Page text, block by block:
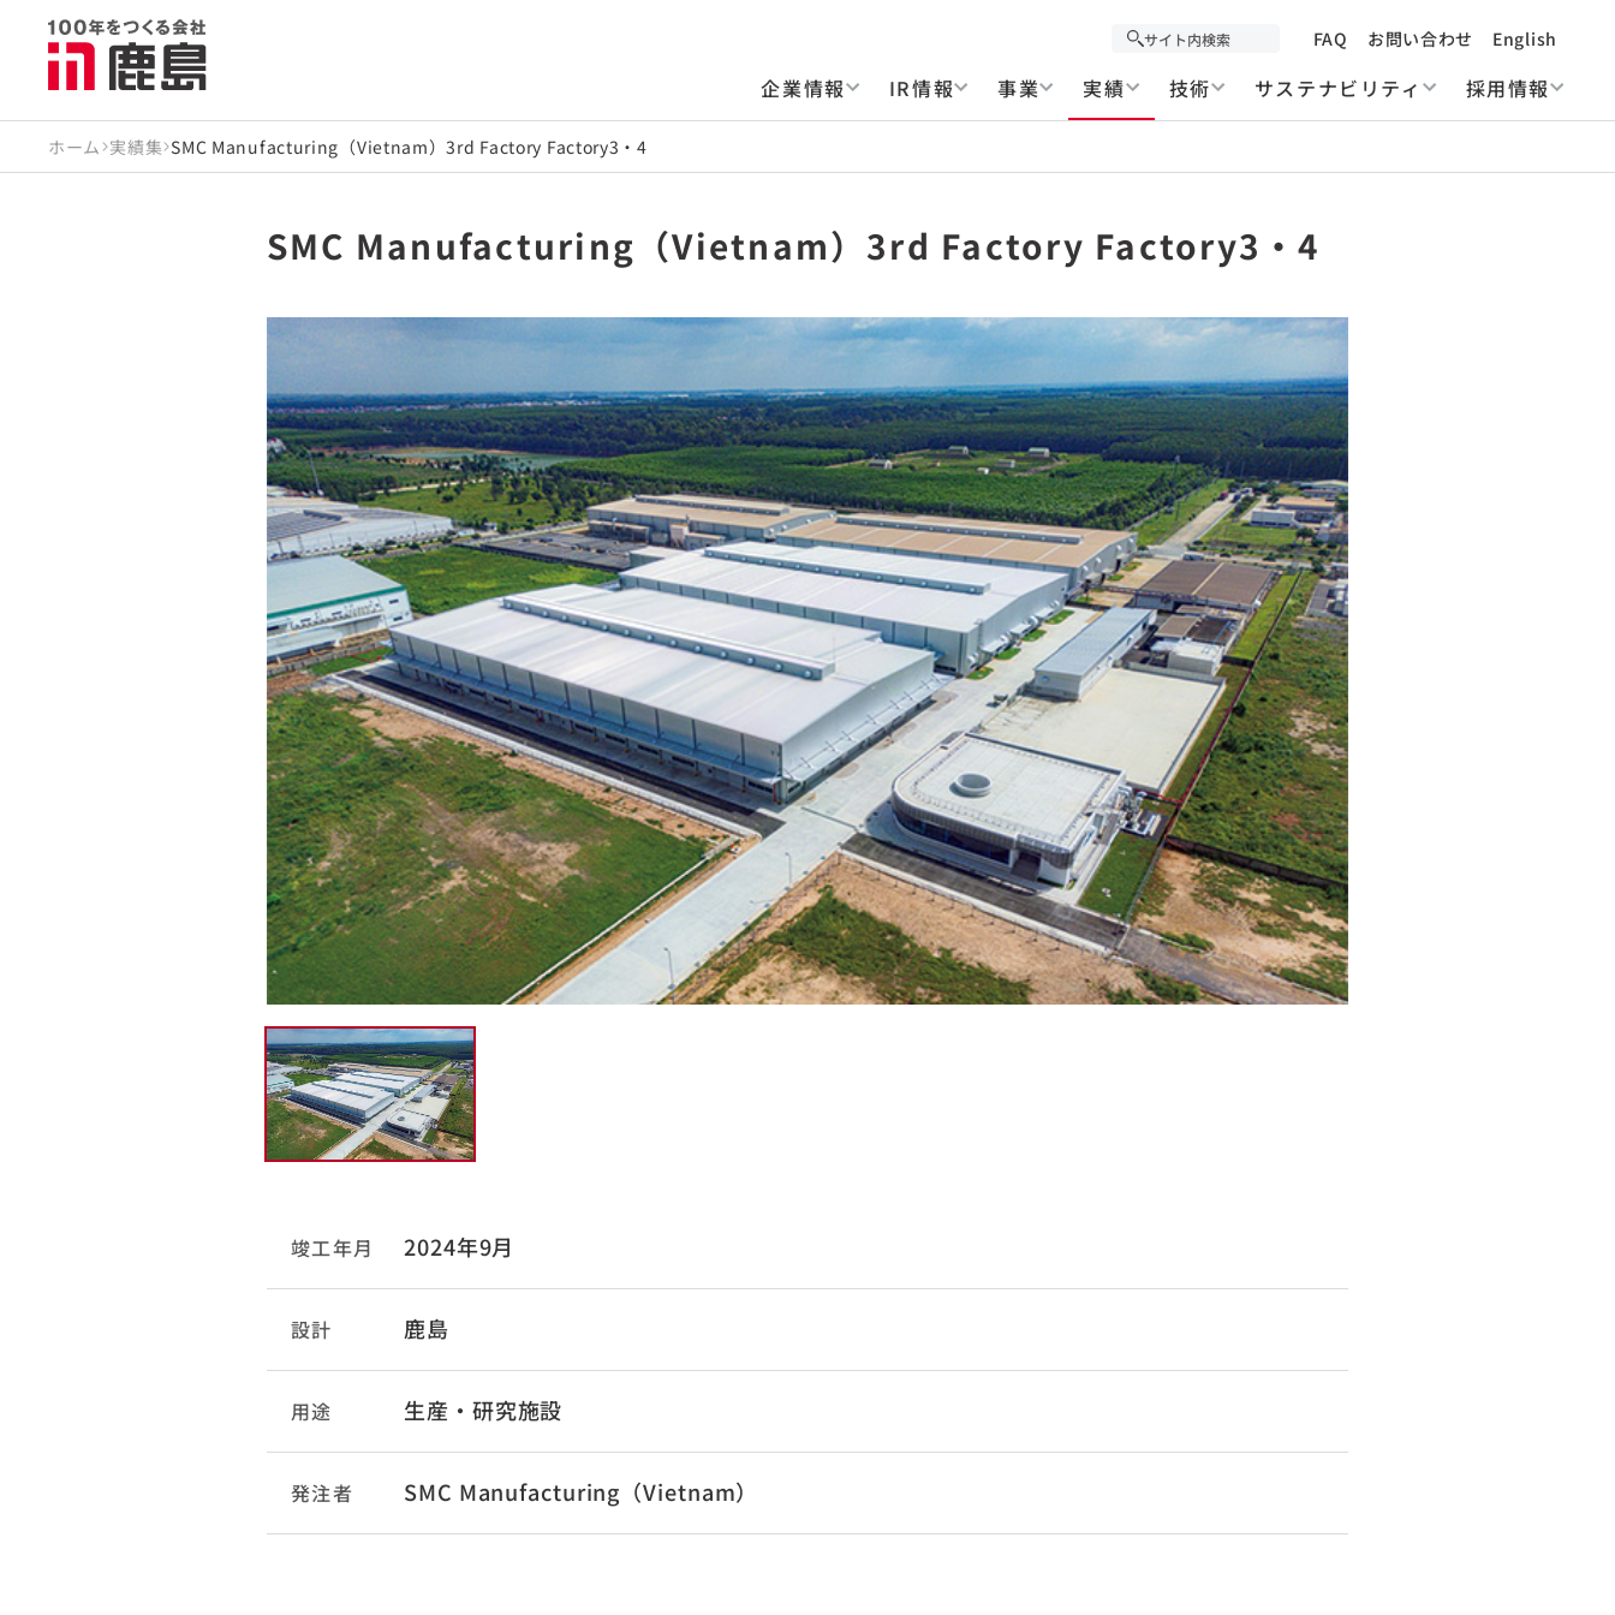
FAQ お問い合わせ English
企業情報 IR情報 事業 実績 技術 サステナビリティ 採用情報
ホーム 実績集 SMC Manufacturing（Vietnam）3rd Factory Factory3・4
SMC Manufacturing（Vietnam）3rd Factory Factory3・4
竣工年月 2024年9月
設計 鹿島
用途 生産・研究施設
発注者 SMC Manufacturing（Vietnam）